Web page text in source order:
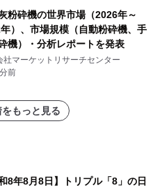
粉砕機の世界市場（2026年～
）、市場規模（自動粉砕機、手
機）・分析レポートを発表
社マーケットリサーチセンター
前
もっと見る
和8年8月8日】トリプル「8」の日